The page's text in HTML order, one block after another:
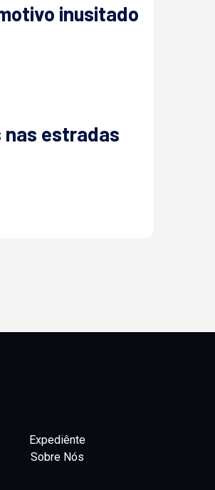
inusitado
nas estradas
Expediênte
Sobre Nós